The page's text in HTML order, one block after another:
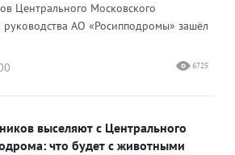
Центрального Московского
АО «Росипподромы» зашёл
6725
выселяют с Центрального
что будет с животными